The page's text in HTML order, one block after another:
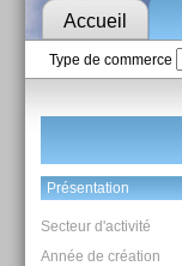
Accueil
Type de commerce
Présentation
Secteur d'activité
Année de création